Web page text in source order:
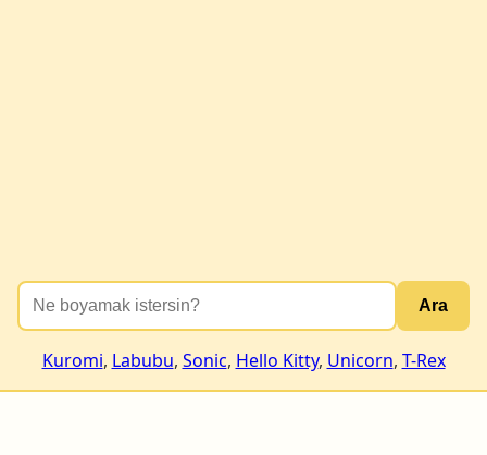
Ara
Kuromi, Labubu, Sonic, Hello Kitty, Unicorn, T-Rex